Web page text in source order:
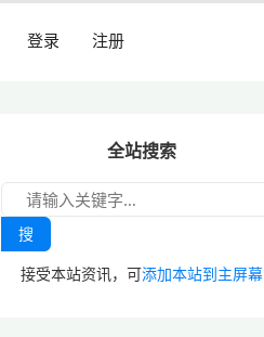
登录 注册
全站搜索
搜
接受本站资讯，可添加本站到主屏幕